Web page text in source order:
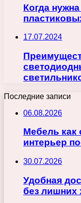
Когда
17.07.2024
Последние записи
06.08.2026
Мебель как
интерьер
30.07.2026
Удобная
без лишних